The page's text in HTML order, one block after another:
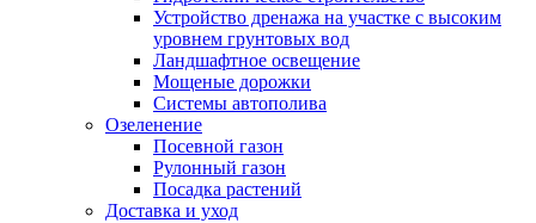
Устройство дренажа на участке с высоким
уровнем грунтовых вод
Ландшафтное освещение
Мощеные дорожки
Системы автополива
Озеленение
Посевной газон
Рулонный газон
Посадка растений
Доставка и уход